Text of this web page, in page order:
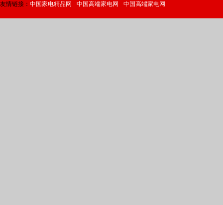
友情链接： 中国家电精品网 中国高端家电网 中国高端家电网